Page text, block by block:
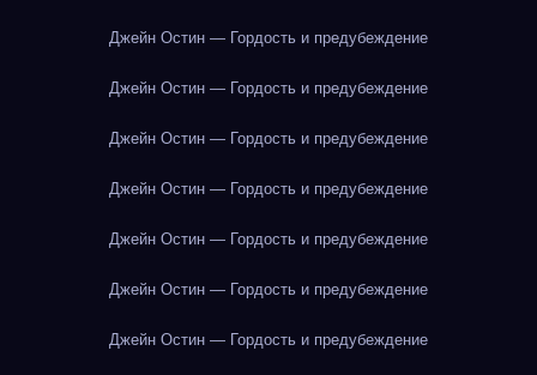
Джейн Остин — Гордость и предубеждение
Джейн Остин — Гордость и предубеждение
Джейн Остин — Гордость и предубеждение
Джейн Остин — Гордость и предубеждение
Джейн Остин — Гордость и предубеждение
Джейн Остин — Гордость и предубеждение
Джейн Остин — Гордость и предубеждение